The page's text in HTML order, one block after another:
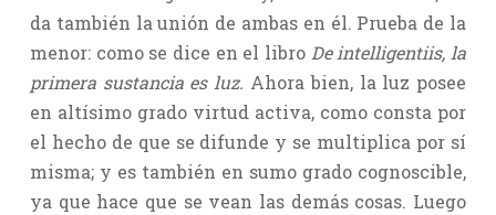
da también la unión de ambas en él. Prueba de la
menor: como se dice en el libro De intelligentiis, la
primera sustancia es luz. Ahora bien, la luz posee
en altísimo grado virtud activa, como consta por
el hecho de que se difunde y se multiplica por sí
misma; y es también en sumo grado cognoscible,
ya que hace que se vean las demás cosas. Luego